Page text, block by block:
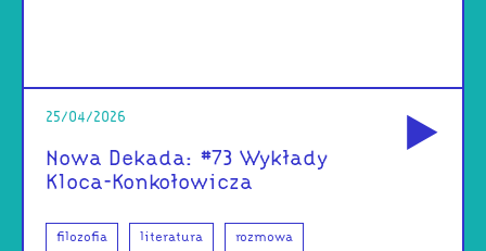
25/04/2026
Nowa Dekada: #73 Wykłady
Kloca-Konkołowicza
filozofia literatura rozmowa